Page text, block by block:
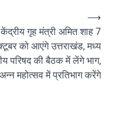
केंद्रीय गृह मंत्री अमित शाह 7
को आएंगे उत्तराखंड, मध्य
परिषद की बैठक में लेंगे भाग,
महोत्सव में प्रतिभाग करेंगे
⟶